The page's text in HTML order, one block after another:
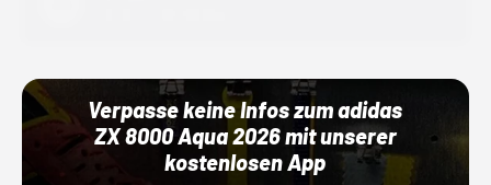
Verpasse keine Infos zum adidas
ZX 8000 Aqua 2026 mit unserer
kostenlosen App